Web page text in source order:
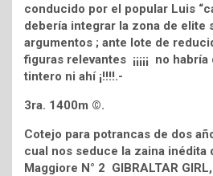
conducido por el popular Luis
debería integrar la zona de elite
argumentos ; ante lote de
figuras relevantes ¡¡¡¡¡ no
tintero ni ahí ¡!!!!.-
3ra. 1400m ©.
Cotejo para potrancas de dos
cual nos seduce la zaina inédita
Maggiore N° 2 GIBRALTAR